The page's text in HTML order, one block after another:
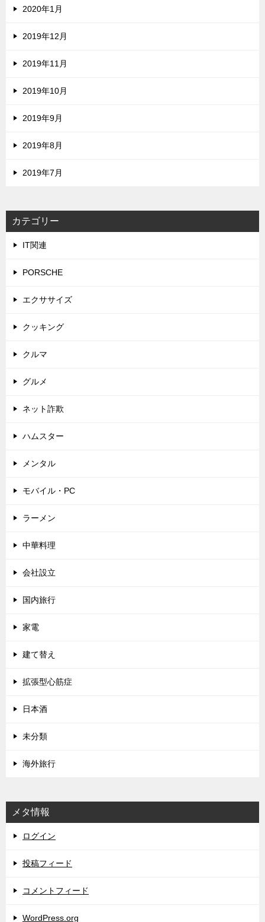
2020年1月
2019年12月
2019年11月
2019年10月
2019年9月
2019年8月
2019年7月
カテゴリー
IT関連
PORSCHE
エクササイズ
クッキング
クルマ
グルメ
ネット詐欺
ハムスター
メンタル
モバイル・PC
ラーメン
中華料理
会社設立
国内旅行
家電
建て替え
拡張型心筋症
日本酒
未分類
海外旅行
メタ情報
ログイン
投稿フィード
コメントフィード
WordPress.org